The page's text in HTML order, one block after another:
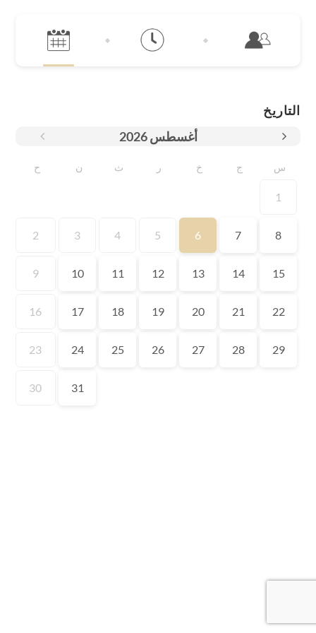
التاريخ
أغسطس 2026
ح ن ث ر خ ج س
1
2 3 4 5 6 7 8
9 10 11 12 13 14 15
16 17 18 19 20 21 22
23 24 25 26 27 28 29
30 31